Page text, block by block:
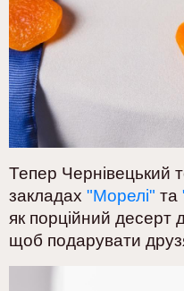
Тепер Чернівецький
закладах "Морелі" та
як порційний десерт
щоб подарувати